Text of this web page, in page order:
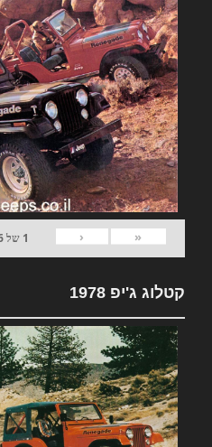
«
‹
1 של
קטלוג ג'יפ 1978